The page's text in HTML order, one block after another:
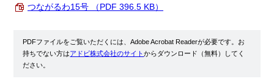
つながるわ15号 （PDF 396.5 KB）
PDFファイルをご覧いただくには、Adobe Acrobat Readerが必要です。お
持ちでない方はアドビ株式会社のサイトからダウンロード（無料）してく
ださい。